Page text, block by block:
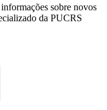
sobre novos
da PUCRS